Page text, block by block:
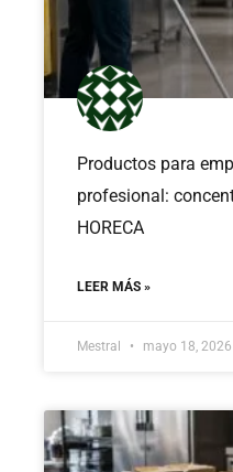
Productos para
profesional:
HORECA
LEER MÁS »
Mestral mayo 18, 2026